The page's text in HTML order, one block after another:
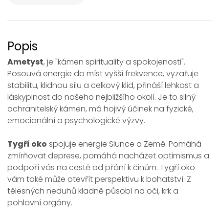
Popis
Ametyst, je "kámen spirituality a spokojenosti".
Posouvá energie do míst vyšší frekvence, vyzařuje
stabilitu, klidnou sílu a celkový klid, přináší lehkost a
láskyplnost do našeho nejbližšího okolí. Je to silný
ochranitelský kámen, má hojivý účinek na fyzické,
emocionální a psychologické výzvy.
Tygří oko spojuje energie Slunce a Země. Pomáhá
zmírňovat deprese, pomáhá nacházet optimismus a
podpoří vás na cestě od přání k činům. Tygří oko
vám také může otevřít perspektivu k bohatství. Z
tělesných neduhů kladně působí na oči, krk a
pohlavní orgány.